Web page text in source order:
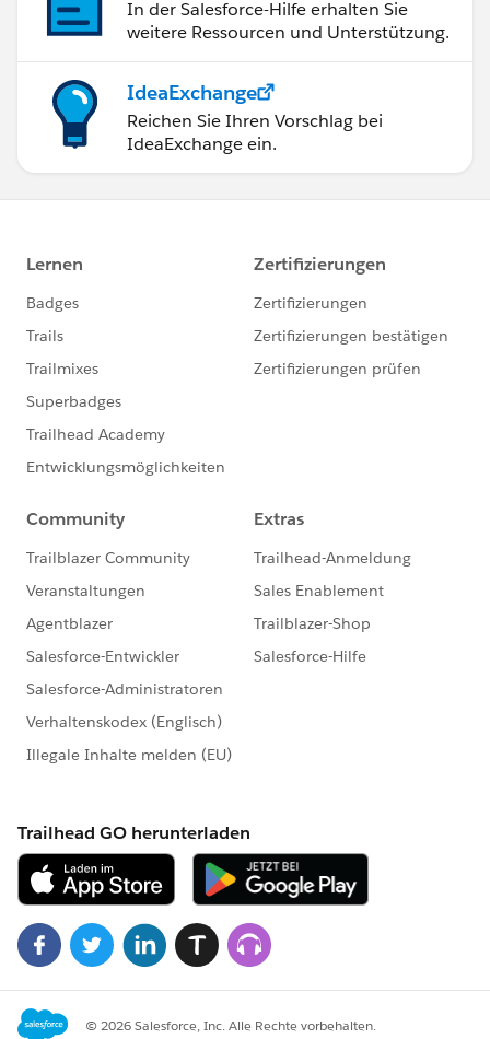
In der Salesforce-Hilfe erhalten Sie
weitere Ressourcen und Unterstützung.
IdeaExchange
Reichen Sie Ihren Vorschlag bei
IdeaExchange ein.